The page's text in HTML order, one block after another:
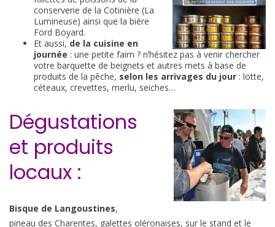
conserverie de la Cotinière (La
Lumineuse) ainsi que la bière
Ford Boyard.
Et aussi, de la cuisine en
journée : une petite faim ? n’hésitez pas à venir chercher
votre barquette de beignets et autres mets à base de
produits de la pêche, selon les arrivages du jour : lotte,
céteaux, crevettes, merlu, seiches…
Dégustations
et produits
locaux :
Bisque de Langoustines,
pineau des Charentes, galettes oléronaises, sur le stand et le